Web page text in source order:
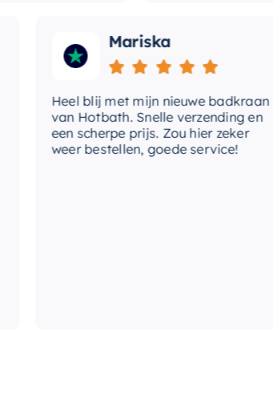
Mariska
Heel blij met mijn nieuwe badkraan
van Hotbath. Snelle verzending en
een scherpe prijs. Zou hier zeker
weer bestellen, goede service!